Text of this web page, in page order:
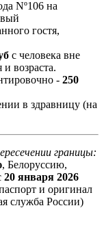
Nº106 на
гостя,
с человека вне
возраста.
- 250
в здравницу (на
границы:
, Белоруссию,
20 января 2026
и оригинал
служба России)